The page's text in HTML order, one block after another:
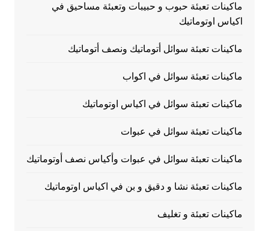
ماكينات تعبئة حبوب و حبيبات وتعبئة مساحيق في
اكياس اوتوماتيك
ماكينات تعبئة سوائل أتوماتيك ونصف أتوماتيك
ماكينات تعبئة سوائل في اكواب
ماكينات تعبئة سوائل في اكياس اوتوماتيك
ماكينات تعبئة سوائل في عبوات
ماكينات تعبئة سوائل في عبوات وأكياس نصف أوتوماتيك
ماكينات تعبئة نشا و دقيق و بن في اكياس اوتوماتيك
ماكينات تعبئة و تغليف